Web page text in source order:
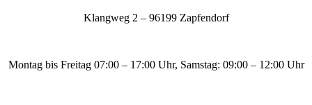
Klangweg 2 – 96199 Zapfendorf
Montag bis Freitag 07:00 – 17:00 Uhr, Samstag: 09:00 – 12:00 Uhr